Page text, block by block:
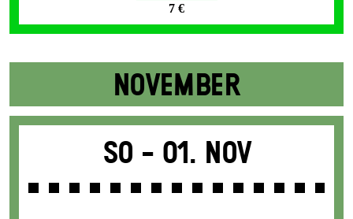
7 €
NOVEMBER
So - 01. Nov